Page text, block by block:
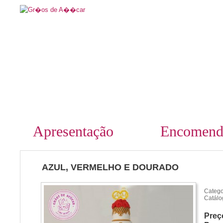
Apresentação
AZUL, VERMELHO E DOURADO